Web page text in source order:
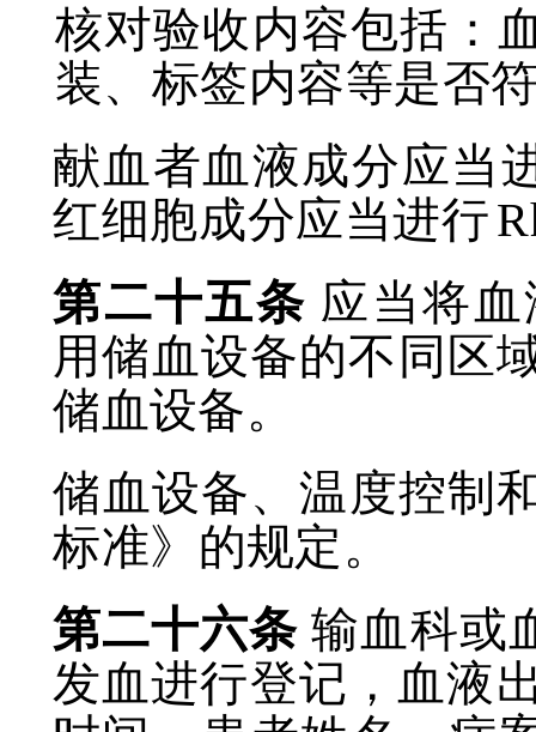
核对验收内容包括：
装、标签内容等是否
献血者血液成分应当
红细胞成分应当进行
第二十五条 应当将
用储血设备的不同区
储血设备。
储血设备、温度控制
标准》的规定。
第二十六条 输血科或
发血进行登记，血液